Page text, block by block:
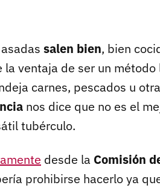
salen bien, bien
la ventaja de ser un
carnes, pescados u
nos dice que no es el
tubérculo.
desde la Comisión
prohibirse hacerlo ya